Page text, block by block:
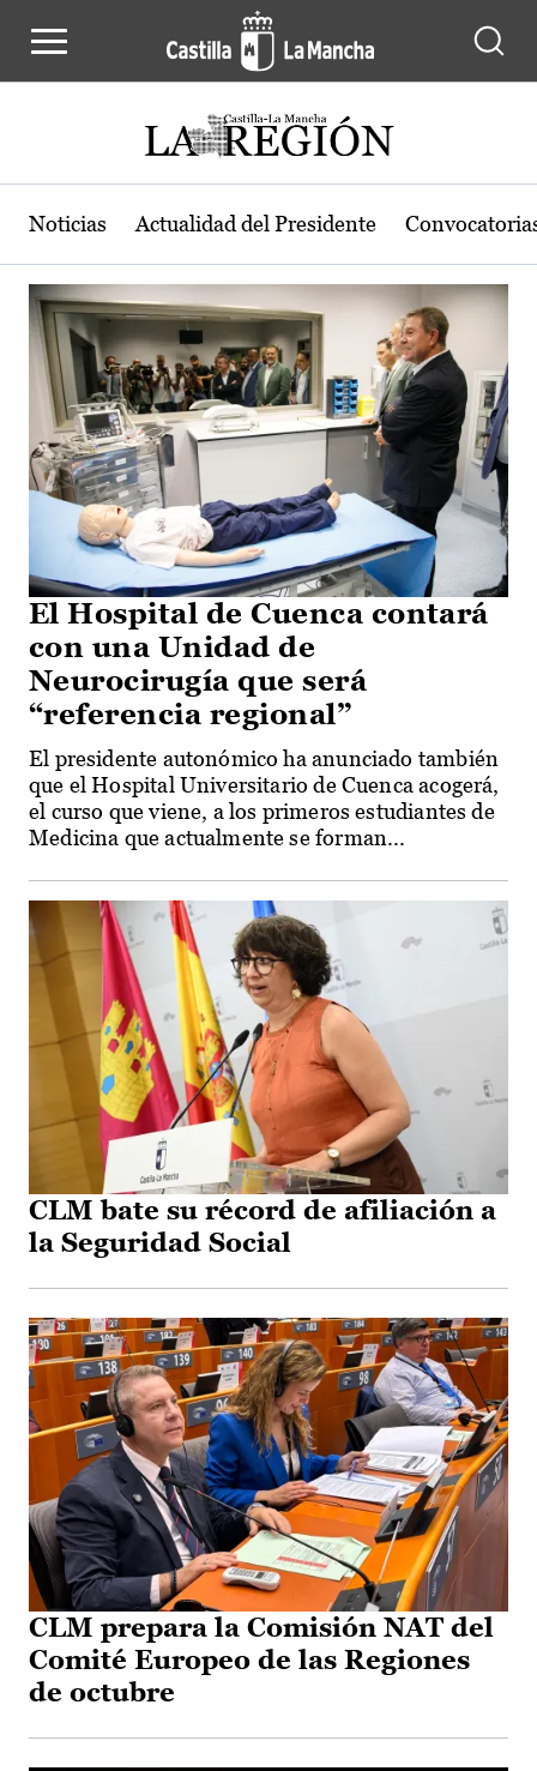
Actualidad de la región de Castilla-
Noticias Actualidad del Presidente
El Hospital de Cuenca contará
con una Unidad de
Neurocirugía que será
“referencia regional”
El presidente autonómico ha anunciado también
que el Hospital Universitario de Cuenca acogerá,
el curso que viene, a los primeros estudiantes de
Medicina que actualmente se forman...
CLM bate su récord de afiliación a
la Seguridad Social
CLM prepara la Comisión NAT del
Comité Europeo de las Regiones
de octubre